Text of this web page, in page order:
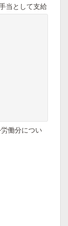
当として支給
働分につい